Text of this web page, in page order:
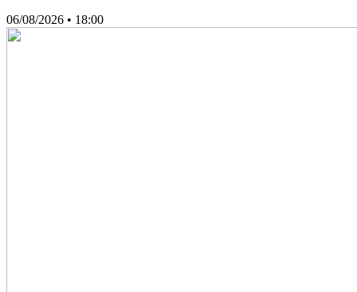
06/08/2026 • 18:00